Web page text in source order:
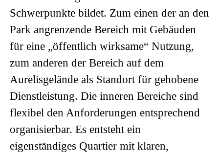
Schwerpunkte bildet. Zum einen der an den
Park angrenzende Bereich mit Gebäuden
für eine „öffentlich wirksame“ Nutzung,
zum anderen der Bereich auf dem
Aurelisgelände als Standort für gehobene
Dienstleistung. Die inneren Bereiche sind
flexibel den Anforderungen entsprechend
organisierbar. Es entsteht ein
eigenständiges Quartier mit klaren,